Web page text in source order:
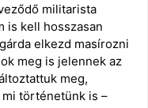
militarista
is kell hosszasan
elkezd masírozni
meg is jelennek az
meg,
történetünk is –